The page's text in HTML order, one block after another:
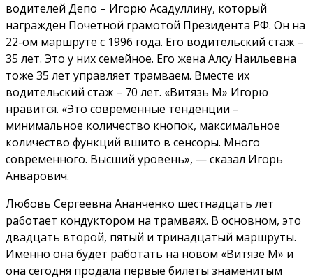
водителей Депо – Игорю Асадуллину, который
награжден Почетной грамотой Президента РФ. Он на
22-ом маршруте с 1996 года. Его водительский стаж –
35 лет. Это у них семейное. Его жена Алсу Наильевна
тоже 35 лет управляет трамваем. Вместе их
водительский стаж – 70 лет. «Витязь М» Игорю
нравится. «Это современные тенденции –
минимальное количество кнопок, максимальное
количество функций вшито в сенсоры. Много
современного. Высший уровень», — сказал Игорь
Анварович.
Любовь Сергеевна Ананченко шестнадцать лет
работает кондуктором на трамваях. В основном, это
двадцать второй, пятый и тринадцатый маршруты.
Именно она будет работать на новом «Витязе М» и
она сегодня продала первые билеты знаменитым